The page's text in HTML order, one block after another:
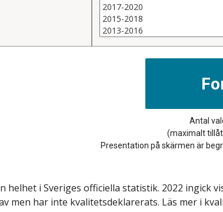
Antal
(maximalt
Presentation på skärmen är
helhet i Sveriges officiella statistik. 2022
men har inte kvalitetsdeklarerats. Läs mer i